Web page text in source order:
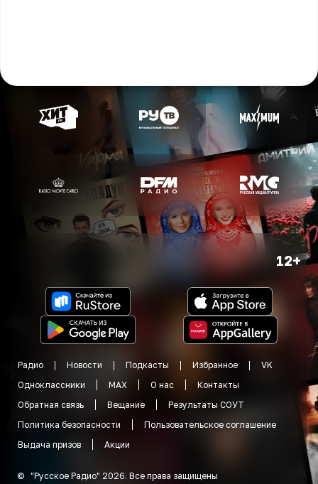
12+
Радио Новости Подкасты Избранное
VK
Одноклассники
MAX О нас
Контакты
Обратная связь
Вещание
Результаты СОУТ
Политика безопасности
Пользовательское соглашение
Выдача призов
Акции
© "Русское Радио" 2026. Все права защищены